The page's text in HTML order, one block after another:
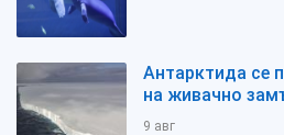
Антарктида се
на живачно
9 авг